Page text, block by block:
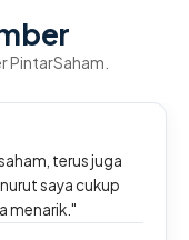
PintarSaham.
terus juga
saya cukup
menarik."